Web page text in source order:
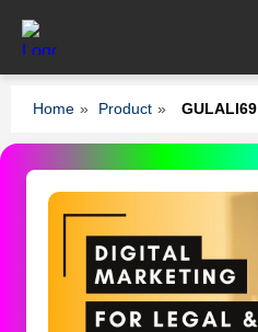
Home » Product » GULALI69